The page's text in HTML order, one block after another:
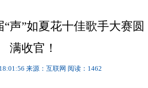
声”如夏花十佳歌手大赛圆
满收官！
来源：互联网 阅读：1462